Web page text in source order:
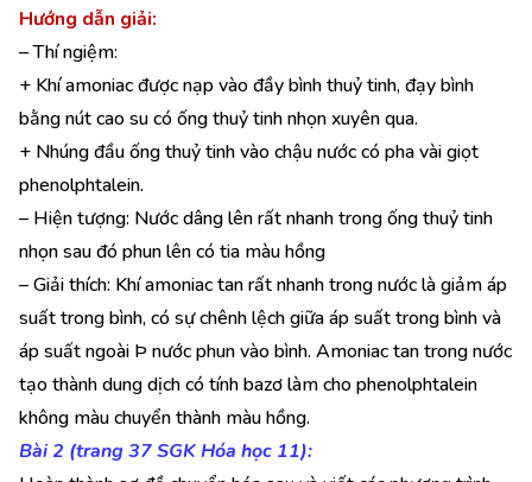
Hướng dẫn giải:
– Thí ngiệm:
+ Khí amoniac được nạp vào đầy bình thuỷ tinh, đạy bình
bằng nút cao su có ống thuỷ tinh nhọn xuyên qua.
+ Nhúng đầu ống thuỷ tinh vào chậu nước có pha vài giọt
phenolphtalein.
– Hiện tượng: Nước dâng lên rất nhanh trong ống thuỷ tinh
nhọn sau đó phun lên có tia màu hồng
– Giải thích: Khí amoniac tan rất nhanh trong nước là giảm áp
suất trong bình, có sự chênh lệch giữa áp suất trong bình và
áp suất ngoài Þ nước phun vào bình. Amoniac tan trong nước
tạo thành dung dịch có tính bazơ làm cho phenolphtalein
không màu chuyển thành màu hồng.
Bài 2 (trang 37 SGK Hóa học 11):